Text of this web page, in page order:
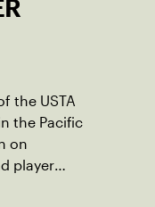
the USTA
the Pacific
on
player